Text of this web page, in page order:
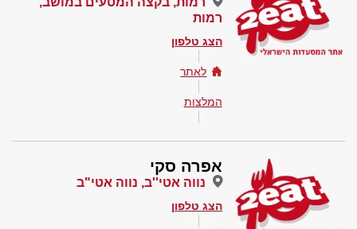
רמות
הצג טלפון
לאתר
המלצות
אפרה סקי
נווה אטי''ב, נווה אטי"ב
הצג טלפון